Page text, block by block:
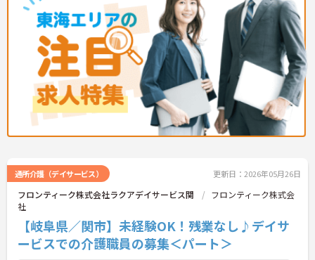
通所介護（デイサービス） 更新日：2026年05月26日
フロンティーク株式会社ラクアデイサービス関
フロンティーク株式会
社
【岐阜県／関市】未経験OK！残業なし♪デイサ
ービスでの介護職員の募集＜パート＞